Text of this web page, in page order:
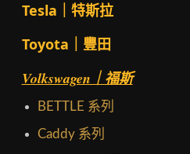
Tesla｜特斯拉
Toyota｜豐田
Volkswagen｜福斯
BETTLE 系列
Caddy 系列